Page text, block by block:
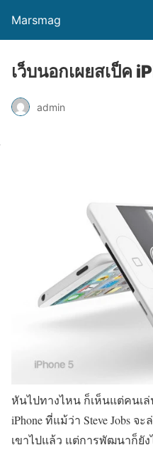
Marsmag
เว็บนอกเผยสเป็ค
admin
หันไปทางไหน ก็เห็นแต่คนเ
iPhone ที่แม้ว่า Steve Jobs
เขาไปแล้ว แต่การพัฒนาก็ยั